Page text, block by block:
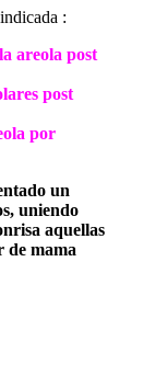
:
areola post
post
por
un
uniendo
aquellas
de mama